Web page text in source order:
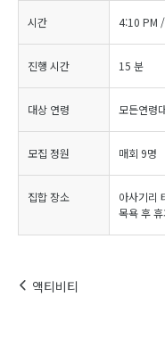
시간 4:10 PM
진행 시간 15 분
대상 연령 모든연령
모집 정원 매회 9명
집합 장소
아사기리
목욕 후 휴
액티비티